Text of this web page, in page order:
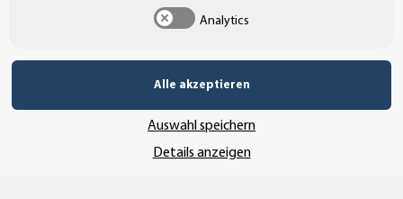
UNSER AFFILIATE-PROGRAMM
Analytics
Alle akzeptieren
Auswahl speichern
Details anzeigen